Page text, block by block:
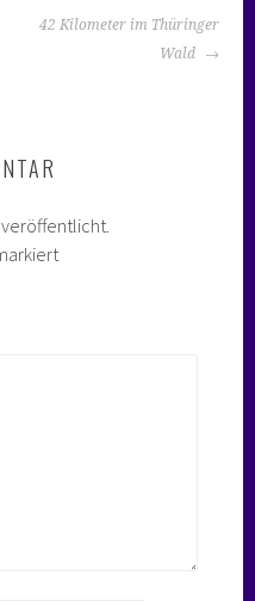
42 Kilometer im Thüringer
Wald
veröffentlicht.